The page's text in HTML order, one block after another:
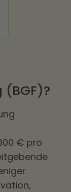
€ pro